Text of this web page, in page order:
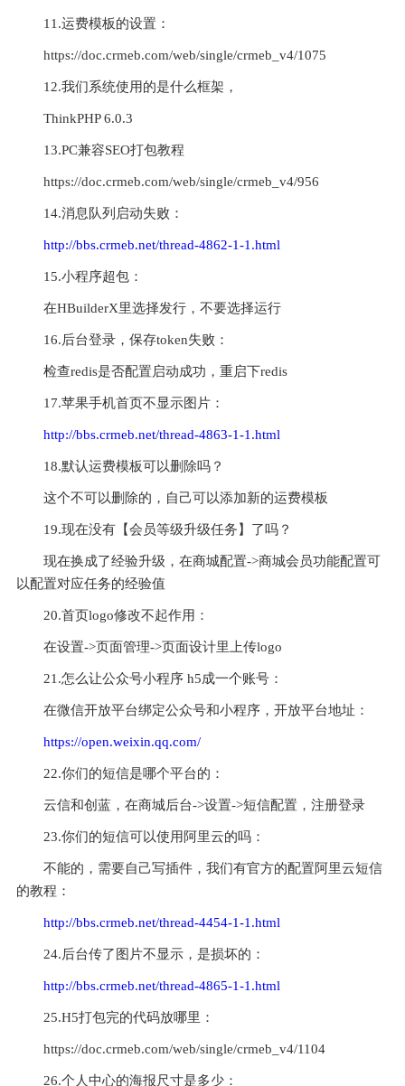
11.运费模板的设置：
https://doc.crmeb.com/web/single/crmeb_v4/1075
12.我们系统使用的是什么框架，
ThinkPHP 6.0.3
13.PC兼容SEO打包教程
https://doc.crmeb.com/web/single/crmeb_v4/956
14.消息队列启动失败：
http://bbs.crmeb.net/thread-4862-1-1.html
15.小程序超包：
在HBuilderX里选择发行，不要选择运行
16.后台登录，保存token失败：
检查redis是否配置启动成功，重启下redis
17.苹果手机首页不显示图片：
http://bbs.crmeb.net/thread-4863-1-1.html
18.默认运费模板可以删除吗？
这个不可以删除的，自己可以添加新的运费模板
19.现在没有【会员等级升级任务】了吗？
现在换成了经验升级，在商城配置->商城会员功能配置可
以配置对应任务的经验值
20.首页logo修改不起作用：
在设置->页面管理->页面设计里上传logo
21.怎么让公众号小程序 h5成一个账号：
在微信开放平台绑定公众号和小程序，开放平台地址：
https://open.weixin.qq.com/
22.你们的短信是哪个平台的：
云信和创蓝，在商城后台->设置->短信配置，注册登录
23.你们的短信可以使用阿里云的吗：
不能的，需要自己写插件，我们有官方的配置阿里云短信
的教程：
http://bbs.crmeb.net/thread-4454-1-1.html
24.后台传了图片不显示，是损坏的：
http://bbs.crmeb.net/thread-4865-1-1.html
25.H5打包完的代码放哪里：
https://doc.crmeb.com/web/single/crmeb_v4/1104
26.个人中心的海报尺寸是多少：